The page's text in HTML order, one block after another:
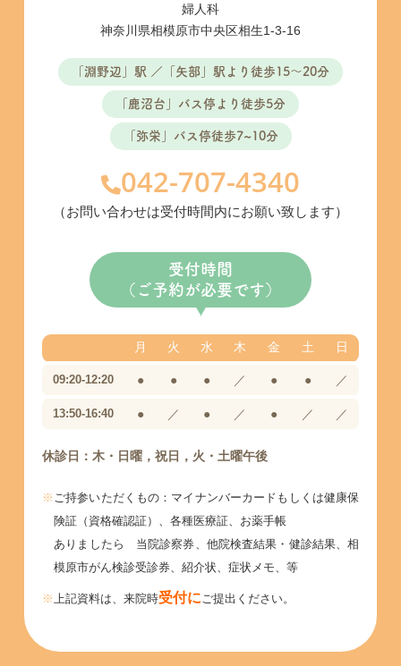
婦人科
神奈川県相模原市中央区相生1-3-16
「淵野辺」駅 ／「矢部」駅より徒歩15〜20分
「鹿沼台」バス停より徒歩5分
「弥栄」バス停徒歩7~10分
042-707-4340
（お問い合わせは受付時間内にお願い致します）
受付時間
（ご予約が必要です）
月 火 水 木 金 土 日
09:20-12:20 ● ● ● ／ ● ● ／
13:50-16:40 ● ／ ● ／ ● ／ ／
休診日：木・日曜，祝日，火・土曜午後
ご持参いただくもの：マイナンバーカードもしくは健康保
険証（資格確認証）、各種医療証、お薬手帳
ありましたら 当院診察券、他院検査結果・健診結果、相
模原市がん検診受診券、紹介状、症状メモ、等
上記資料は、来院時受付に ご提出ください。